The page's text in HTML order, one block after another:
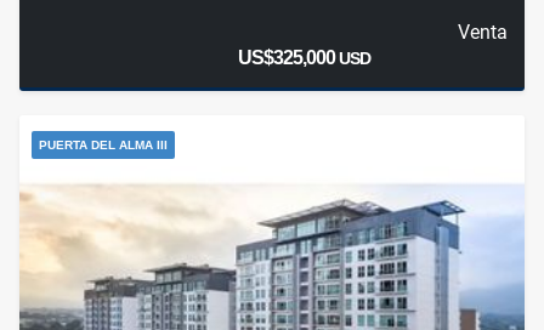
Venta
US$325,000USD
PUERTA DEL ALMA III